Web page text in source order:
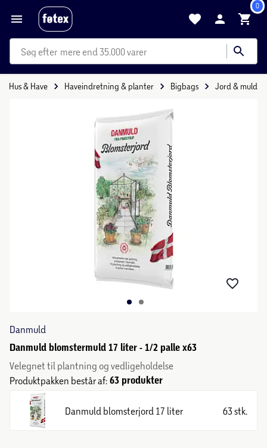
0
mere end 35.000 varer
Hus & Have Haveindretning & planter Bigbags Jord & muld
Danmuld
Danmuld blomstermuld 17 liter - 1/2 palle x63
Velegnet til plantning og vedligeholdelse
Produktpakken består af: 63 produkter
Danmuld blomsterjord 17 liter 63 stk.